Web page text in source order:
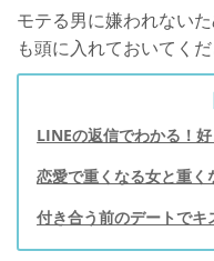
モテる男に嫌われない
も頭に入れておいてくだ
LINEの返信でわかる！
恋愛で重くなる女と重
付き合う前のデートでキ